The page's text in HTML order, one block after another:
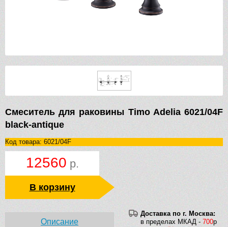
Смеситель для раковины Timo Adelia 6021/04F
black-antique
Код товара: 6021/04F
12560 р.
В корзину
Доставка по г. Москва:
в пределах МКАД - 700р
Описание